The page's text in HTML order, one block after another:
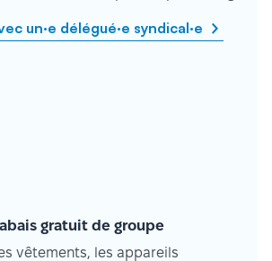
un·e délégué·e syndical·e
gratuit de groupe
vêtements, les appareils